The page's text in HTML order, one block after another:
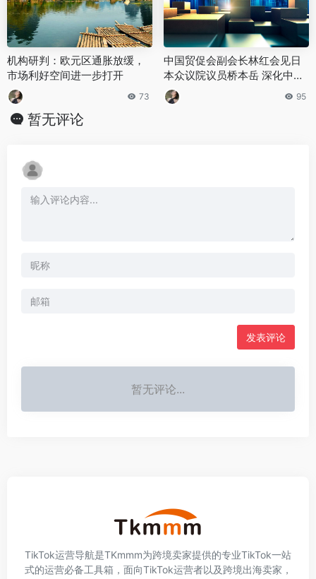
机构研判：欧元区通胀放缓，
市场利好空间进一步打开
73
中国贸促会副会长林红会见日
本众议院议员桥本岳 深化中日
经贸多领域合作
95
暂无评论
发表评论
暂无评论...
TikTok运营导航是TKmmm为跨境卖家提供的专业TikTok一站
式的运营必备工具箱，面向TikTok运营者以及跨境出海卖家，